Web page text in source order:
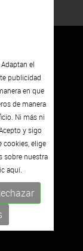
el
publicidad
en que
de manera
Ni más ni
y sigo
cookies, elige
sobre nuestra
aquí.